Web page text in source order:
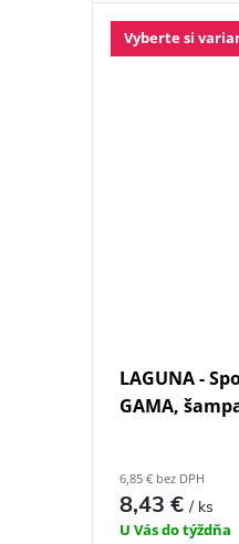
Vyberte si
LAGUNA -
GAMA,
6,85 € bez DPH
8,43 €/ ks
U Vás do týždňa